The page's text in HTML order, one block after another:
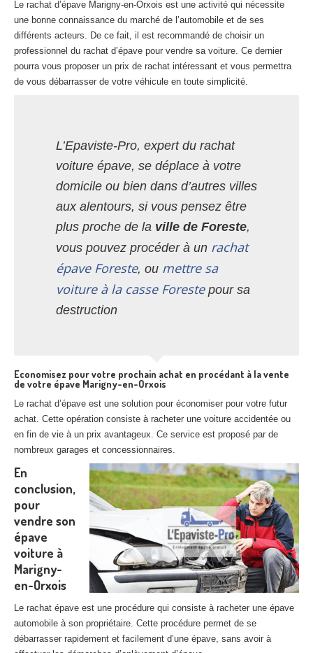
Le rachat d’épave Marigny-en-Orxois est une activité qui nécessite
une bonne connaissance du marché de l’automobile et de ses
différents acteurs. De ce fait, il est recommandé de choisir un
professionnel du rachat d’épave pour vendre sa voiture. Ce dernier
pourra vous proposer un prix de rachat intéressant et vous permettra
de vous débarrasser de votre véhicule en toute simplicité.
L’Epaviste-Pro, expert du rachat
voiture épave, se déplace à votre
domicile ou bien dans d’autres villes
aux alentours, si vous pensez être
plus proche de la ville de Foreste,
vous pouvez procéder à un rachat
épave Foreste, ou mettre sa
voiture à la casse Forestepour sa
destruction
Economisez pour votre prochain achat en procédant à la vente
de votre épave Marigny-en-Orxois
Le rachat d’épave est une solution pour économiser pour votre futur
achat. Cette opération consiste à racheter une voiture accidentée ou
en fin de vie à un prix avantageux. Ce service est proposé par de
nombreux garages et concessionnaires.
En
conclusion,
pour
vendre son
épave
voiture à
Marigny-
en-Orxois
Le rachat épave est une procédure qui consiste à racheter une épave
automobile à son propriétaire. Cette procédure permet de se
débarrasser rapidement et facilement d’une épave, sans avoir à